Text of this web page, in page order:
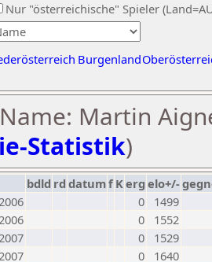
Nur "österreichische" Spieler
Burgenland
Martin
Statistik)
bdld rd datumf Kerg elo+/-
0
1499
0
1552
0
1529
0
1640